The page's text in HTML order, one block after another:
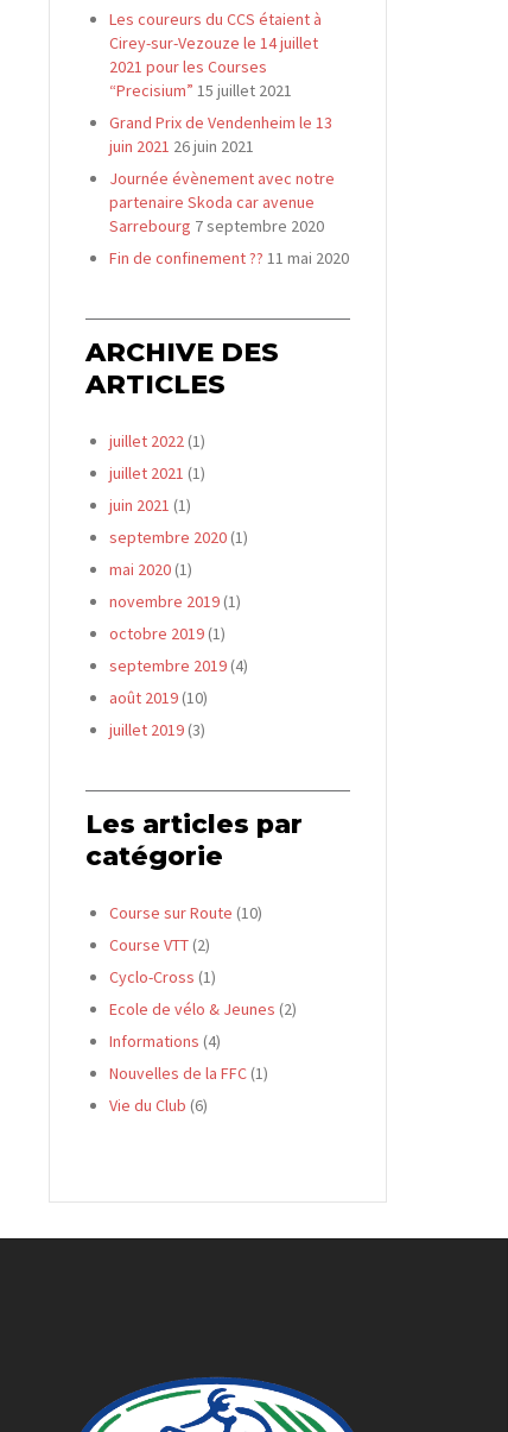
Les coureurs du CCS étaient à
Cirey-sur-Vezouze le 14 juillet
2021 pour les Courses
“Precisium” 15 juillet 2021
Grand Prix de Vendenheim le 13
juin 2021 26 juin 2021
Journée évènement avec notre
partenaire Skoda car avenue
Sarrebourg 7 septembre 2020
Fin de confinement ?? 11 mai 2020
ARCHIVE DES
ARTICLES
juillet 2022 (1)
juillet 2021 (1)
juin 2021 (1)
septembre 2020 (1)
mai 2020 (1)
novembre 2019 (1)
octobre 2019 (1)
septembre 2019 (4)
août 2019 (10)
juillet 2019 (3)
Les articles par
catégorie
Course sur Route (10)
Course VTT (2)
Cyclo-Cross (1)
Ecole de vélo & Jeunes (2)
Informations (4)
Nouvelles de la FFC (1)
Vie du Club (6)